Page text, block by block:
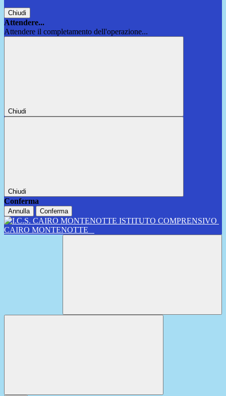
Chiudi
Attendere...
Attendere il completamento dell'operazione...
Chiudi
Chiudi
Conferma
Annulla Conferma
ISTITUTO COMPRENSIVO
CAIRO MONTENOTTE